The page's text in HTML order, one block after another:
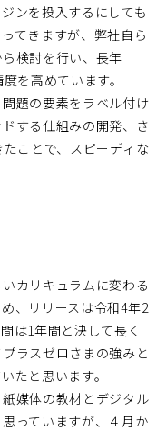
ンを投入するにしても
てきますが、弊社自ら
検討を行い、長年
を高めています。
題の要素をラベル付け
する仕組みの開発、さ
ことで、スピーディな
カリキュラムに変わる
、リリースは令和4年2
は1年間と決して長く
ラスゼロさまの強みと
たと思います。
媒体の教材とデジタル
っていますが、４月か